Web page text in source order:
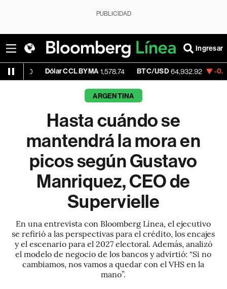
PUBLICIDAD
Ingresar
Dólar CCL BYMA 1,578.74 BTC/USD 64,932.92 -0.00% ETH/
ARGENTINA
Hasta cuándo se
mantendrá la mora en
picos según Gustavo
Manriquez, CEO de
Supervielle
En una entrevista con Bloomberg Línea, el ejecutivo
se refirió a las perspectivas para el crédito, los encajes
y el escenario para el 2027 electoral. Además, analizó
el modelo de negocio de los bancos y advirtió: “Si no
cambiamos, nos vamos a quedar con el VHS en la
mano”.